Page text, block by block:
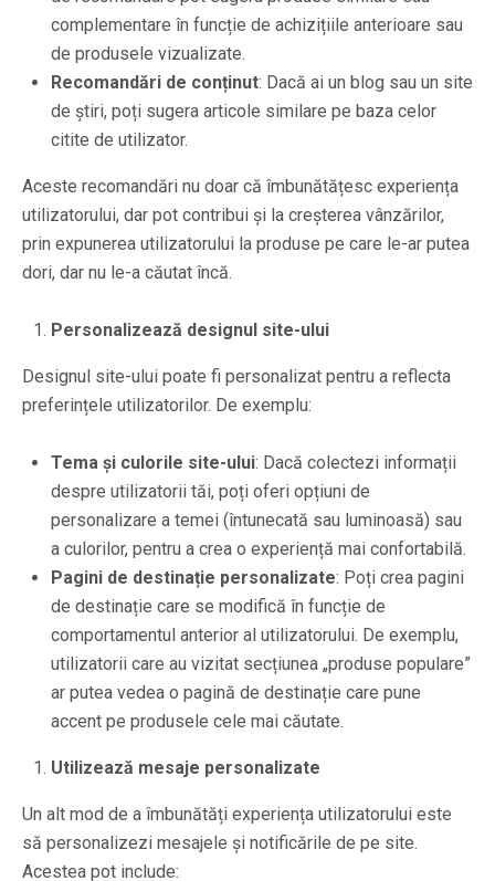
complementare în funcție de achizițiile anterioare sau
de produsele vizualizate.
Recomandări de conținut: Dacă ai un blog sau un site
de știri, poți sugera articole similare pe baza celor
citite de utilizator.
Aceste recomandări nu doar că îmbunătățesc experiența
utilizatorului, dar pot contribui și la creșterea vânzărilor,
prin expunerea utilizatorului la produse pe care le-ar putea
dori, dar nu le-a căutat încă.
Personalizează designul site-ului
Designul site-ului poate fi personalizat pentru a reflecta
preferințele utilizatorilor. De exemplu:
Tema și culorile site-ului: Dacă colectezi informații
despre utilizatorii tăi, poți oferi opțiuni de
personalizare a temei (întunecată sau luminoasă) sau
a culorilor, pentru a crea o experiență mai confortabilă.
Pagini de destinație personalizate: Poți crea pagini
de destinație care se modifică în funcție de
comportamentul anterior al utilizatorului. De exemplu,
utilizatorii care au vizitat secțiunea „produse populare”
ar putea vedea o pagină de destinație care pune
accent pe produsele cele mai căutate.
Utilizează mesaje personalizate
Un alt mod de a îmbunătăți experiența utilizatorului este
să personalizezi mesajele și notificările de pe site.
Acestea pot include: